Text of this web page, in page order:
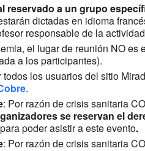
reservado a un grupo
dictadas en idioma
responsable de la
el lugar de reunión NO
a los participantes).
todos los usuarios del sitio
.
: Por razón de crisis sanitaria
se reservan el
poder asistir a este evento.
: Por razón de crisis sanitaria